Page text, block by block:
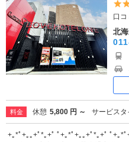
口
北
料金 休憩 5,800 円 ～ サービスタ
+｡*ﾟ+｡｡+ﾟ*｡+ﾟ ﾟ+｡*ﾟ+｡｡+ﾟ*｡+ﾟ ﾟ+｡